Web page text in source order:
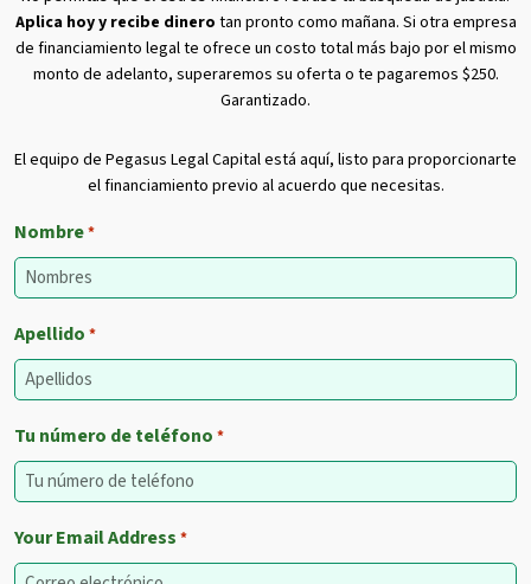
Aplica hoy y recibe dinero tan pronto como mañana. Si otra empresa
de financiamiento legal te ofrece un costo total más bajo por el mismo
monto de adelanto, superaremos su oferta o te pagaremos $250.
Garantizado.
El equipo de Pegasus Legal Capital está aquí, listo para proporcionarte
el financiamiento previo al acuerdo que necesitas.
Nombre*
Apellido *
Tu número de teléfono *
Your Email Address *